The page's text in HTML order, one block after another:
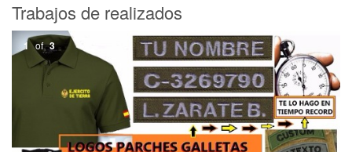
Trabajos de realizados
1 of 3